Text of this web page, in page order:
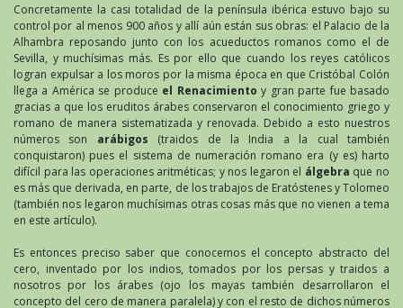
Concretamente la casi totalidad de la península ibérica estuvo bajo su
control por al menos 900 años y allí aún están sus obras: el Palacio de la
Alhambra reposando junto con los acueductos romanos como el de
Sevilla, y muchísimas más. Es por ello que cuando los reyes católicos
logran expulsar a los moros por la misma época en que Cristóbal Colón
llega a América se produce el Renacimientoy gran parte fue basado
gracias a que los eruditos árabes conservaron el conocimiento griego y
romano de manera sistematizada y renovada. Debido a esto nuestros
números son arábigos (traidos de la India a la cual también
conquistaron) pues el sistema de numeración romano era (y es) harto
difícil para las operaciones aritméticas; y nos legaron el álgebra que no
es más que derivada, en parte, de los trabajos de Eratóstenes y Tolomeo
(también nos legaron muchísimas otras cosas más que no vienen a tema
en este artículo).
Es entonces preciso saber que conocemos el concepto abstracto del
cero, inventado por los indios, tomados por los persas y traidos a
nosotros por los árabes (ojo los mayas también desarrollaron el
concepto del cero de manera paralela) y con el resto de dichos números